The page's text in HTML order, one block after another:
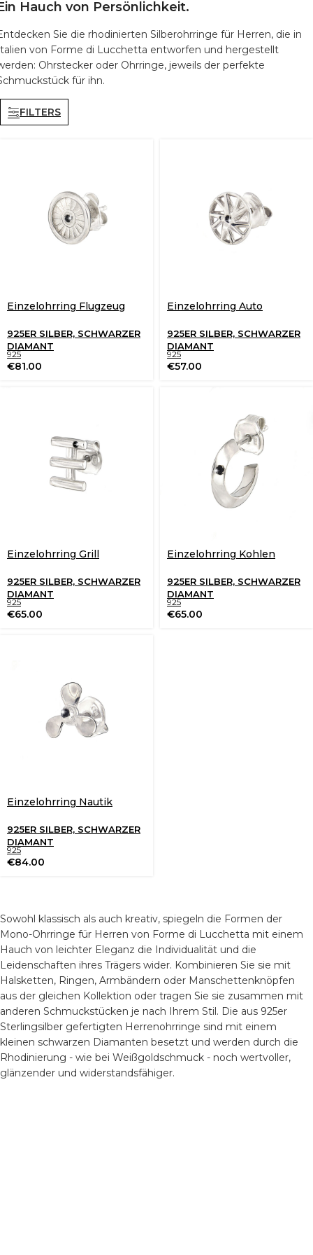
Hauch von Persönlichkeit.
Sie die rhodinierten Silberohrringe für Herren, die in
von Forme di Lucchetta entworfen und hergestellt
Ohrstecker oder Ohrringe, jeweils der perfekte
für ihn.
FILTERS
Einzelohrring Flugzeug
925ER SILBER, SCHWARZER
DIAMANT
925
€81.00
Einzelohrring Auto
925ER SILBER, SCHWARZER
DIAMANT
925
€57.00
Einzelohrring Grill
925ER SILBER, SCHWARZER
DIAMANT
925
€65.00
Einzelohrring Kohlen
925ER SILBER, SCHWARZER
DIAMANT
925
€65.00
Einzelohrring Nautik
925ER SILBER, SCHWARZER
DIAMANT
925
€84.00
Sowohl klassisch als auch kreativ, spiegeln die Formen der
Mono-Ohrringe für Herren von Forme di Lucchetta mit einem
Hauch von leichter Eleganz die Individualität und die
Leidenschaften ihres Trägers wider. Kombinieren Sie sie mit
Halsketten, Ringen, Armbändern oder Manschettenknöpfen
aus der gleichen Kollektion oder tragen Sie sie zusammen mit
anderen Schmuckstücken je nach Ihrem Stil. Die aus 925er
Sterlingsilber gefertigten Herrenohrringe sind mit einem
kleinen schwarzen Diamanten besetzt und werden durch die
Rhodinierung - wie bei Weißgoldschmuck - noch wertvoller,
glänzender und widerstandsfähiger.